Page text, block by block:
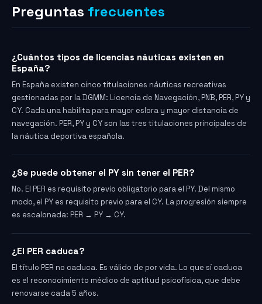
Preguntas frecuentes
¿Cuántos tipos de licencias náuticas existen en
España?
En España existen cinco titulaciones náuticas recreativas
gestionadas por la DGMM: Licencia de Navegación, PNB, PER, PY y
CY. Cada una habilita para mayor eslora y mayor distancia de
navegación. PER, PY y CY son las tres titulaciones principales de
la náutica deportiva española.
¿Se puede obtener el PY sin tener el PER?
No. El PER es requisito previo obligatorio para el PY. Del mismo
modo, el PY es requisito previo para el CY. La progresión siempre
es escalonada: PER → PY → CY.
¿El PER caduca?
El título PER no caduca. Es válido de por vida. Lo que sí caduca
es el reconocimiento médico de aptitud psicofísica, que debe
renovarse cada 5 años.